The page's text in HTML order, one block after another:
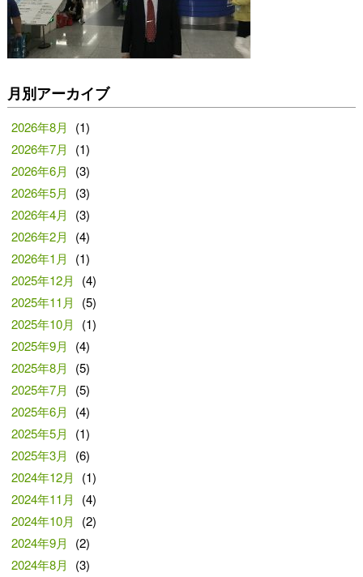
月別アーカイブ
2026年8月
(1)
2026年7月
(1)
2026年6月
(3)
2026年5月
(3)
2026年4月
(3)
2026年2月
(4)
2026年1月
(1)
2025年12月
(4)
2025年11月
(5)
2025年10月
(1)
2025年9月
(4)
2025年8月
(5)
2025年7月
(5)
2025年6月
(4)
2025年5月
(1)
2025年3月
(6)
2024年12月
(1)
2024年11月
(4)
2024年10月
(2)
2024年9月
(2)
2024年8月
(3)